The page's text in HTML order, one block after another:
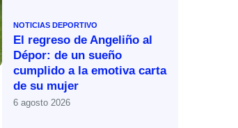
NOTICIAS DEPORTIVO
El regreso de Angeliño al
Dépor: de un sueño
cumplido a la emotiva carta
de su mujer
6 agosto 2026